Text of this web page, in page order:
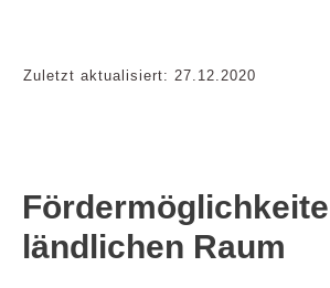
Zuletzt aktualisiert: 27.12.2020
ländlichen Raum